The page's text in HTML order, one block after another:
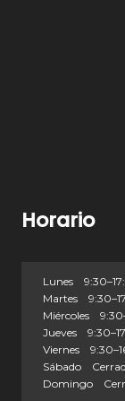
Horario
Lunes
Martes
Miércoles
Jueves
Viernes
Sábado
Domingo